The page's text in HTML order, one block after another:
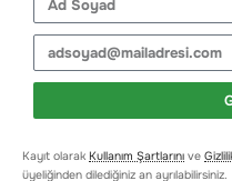
Kayıt olarak Kullanım Şartlarını ve
üyeliğinden dilediğiniz an ayrılabilirsiniz.